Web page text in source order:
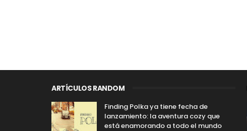
ARTÍCULOS RANDOM
Finding Polka ya tiene fecha de
lanzamiento: la aventura cozy que
está enamorando a todo el mundo